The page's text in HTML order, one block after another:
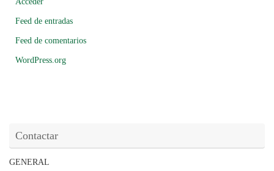
Feed de entradas
Feed de comentarios
WordPress.org
Contactar
GENERAL